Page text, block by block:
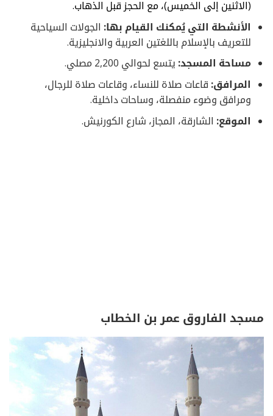
(الاثنين إلى الخميس)، مع الحجز قبل الذهاب.
الأنشطة التي يُمكنك القيام بها:الجولات السياحية
للتعريف بالإسلام باللغتين العربية والانجليزية.
مساحة المسجد:يتسع لحوالي 2,200 مصلي.
المرافق:قاعات صلاة للنساء، وقاعات صلاة للرجال،
ومرافق وضوء منفصلة، وساحات داخلية.
الموقع:الشارقة، المجاز، شارع الكورنيش.
مسجد الفاروق عمر بن الخطاب